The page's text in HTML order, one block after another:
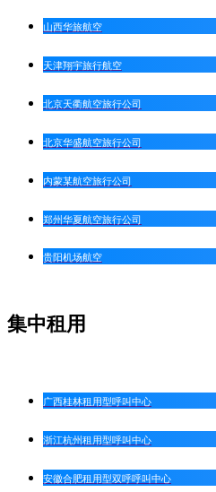
山西华旅航空
天津翔宇旅行航空
北京天衢航空旅行公司
北京华盛航空旅行公司
内蒙某航空旅行公司
郑州华夏航空旅行公司
贵阳机场航空
集中租用
广西桂林租用型呼叫中心
浙江杭州租用型呼叫中心
安徽合肥租用型双呼呼叫中心